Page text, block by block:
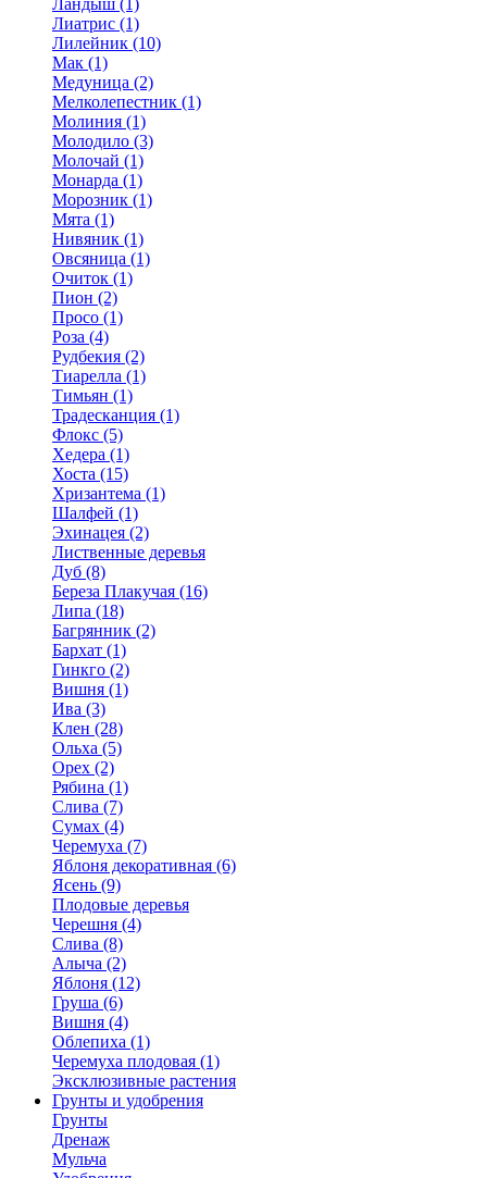
Ландыш (1)
Лиатрис (1)
Лилейник (10)
Мак (1)
Медуница (2)
Мелколепестник (1)
Молиния (1)
Молодило (3)
Молочай (1)
Монарда (1)
Морозник (1)
Мята (1)
Нивяник (1)
Овсяница (1)
Очиток (1)
Пион (2)
Просо (1)
Роза (4)
Рудбекия (2)
Тиарелла (1)
Тимьян (1)
Традесканция (1)
Флокс (5)
Хедера (1)
Хоста (15)
Хризантема (1)
Шалфей (1)
Эхинацея (2)
Лиственные деревья
Дуб (8)
Береза Плакучая (16)
Липа (18)
Багрянник (2)
Бархат (1)
Гинкго (2)
Вишня (1)
Ива (3)
Клен (28)
Ольха (5)
Орех (2)
Рябина (1)
Слива (7)
Сумах (4)
Черемуха (7)
Яблоня декоративная (6)
Ясень (9)
Плодовые деревья
Черешня (4)
Слива (8)
Алыча (2)
Яблоня (12)
Груша (6)
Вишня (4)
Облепиха (1)
Черемуха плодовая (1)
Эксклюзивные растения
Грунты и удобрения
Грунты
Дренаж
Мульча